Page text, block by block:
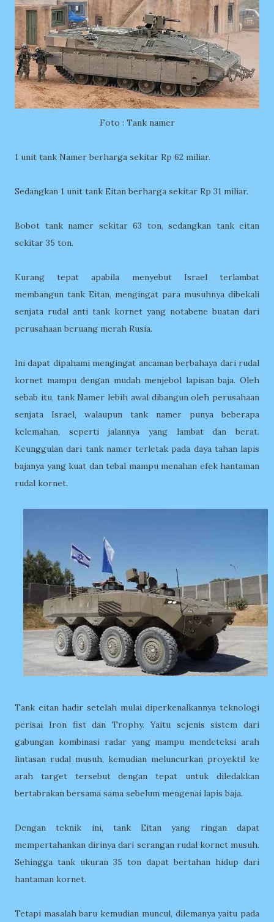
Foto : Tank namer
1 unit tank Namer berharga sekitar Rp 62 miliar.
Sedangkan 1 unit tank Eitan berharga sekitar Rp 31 miliar.
Bobot tank namer sekitar 63 ton, sedangkan tank eitan
sekitar 35 ton.
Kurang tepat apabila menyebut Israel terlambat
membangun tank Eitan, mengingat para musuhnya dibekali
senjata rudal anti tank kornet yang notabene buatan dari
perusahaan beruang merah Rusia.
Ini dapat dipahami mengingat ancaman berbahaya dari rudal
kornet mampu dengan mudah menjebol lapisan baja. Oleh
sebab itu, tank Namer lebih awal dibangun oleh perusahaan
senjata Israel, walaupun tank namer punya beberapa
kelemahan, seperti jalannya yang lambat dan berat.
Keunggulan dari tank namer terletak pada daya tahan lapis
bajanya yang kuat dan tebal mampu menahan efek hantaman
rudal kornet.
Tank eitan hadir setelah mulai diperkenalkannya teknologi
perisai Iron fist dan Trophy. Yaitu sejenis sistem dari
gabungan kombinasi radar yang mampu mendeteksi arah
lintasan rudal musuh, kemudian meluncurkan proyektil ke
arah target tersebut dengan tepat untuk diledakkan
bertabrakan bersama sama sebelum mengenai lapis baja.
Dengan teknik ini, tank Eitan yang ringan dapat
mempertahankan dirinya dari serangan rudal kornet musuh.
Sehingga tank ukuran 35 ton dapat bertahan hidup dari
hantaman kornet.
Tetapi masalah baru kemudian muncul, dilemanya yaitu pada